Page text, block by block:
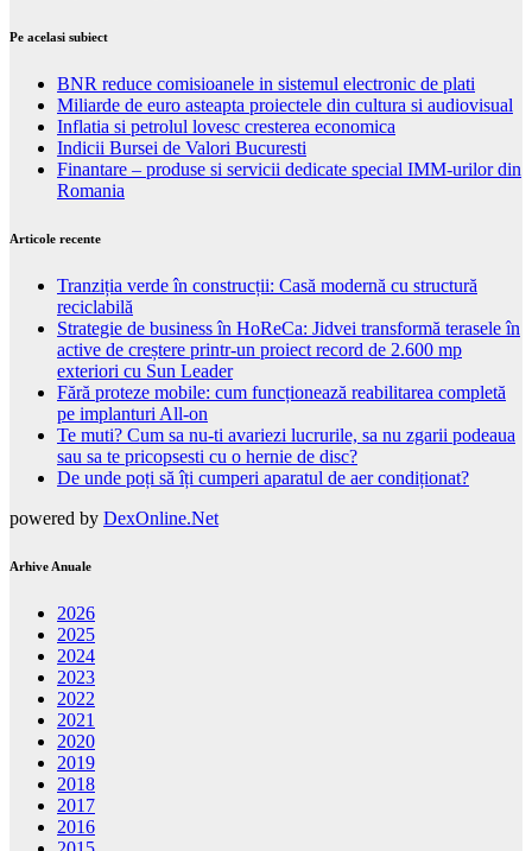
Pe acelasi subiect
BNR reduce comisioanele in sistemul electronic de plati
Miliarde de euro asteapta proiectele din cultura si audiovisual
Inflatia si petrolul lovesc cresterea economica
Indicii Bursei de Valori Bucuresti
Finantare – produse si servicii dedicate special IMM-urilor din
Romania
Articole recente
Tranziția verde în construcții: Casă modernă cu structură
reciclabilă
Strategie de business în HoReCa: Jidvei transformă terasele în
active de creștere printr-un proiect record de 2.600 mp
exteriori cu Sun Leader
Fără proteze mobile: cum funcționează reabilitarea completă
pe implanturi All-on
Te muti? Cum sa nu-ti avariezi lucrurile, sa nu zgarii podeaua
sau sa te pricopsesti cu o hernie de disc?
De unde poți să îți cumperi aparatul de aer condiționat?
powered by DexOnline.Net
Arhive Anuale
2026
2025
2024
2023
2022
2021
2020
2019
2018
2017
2016